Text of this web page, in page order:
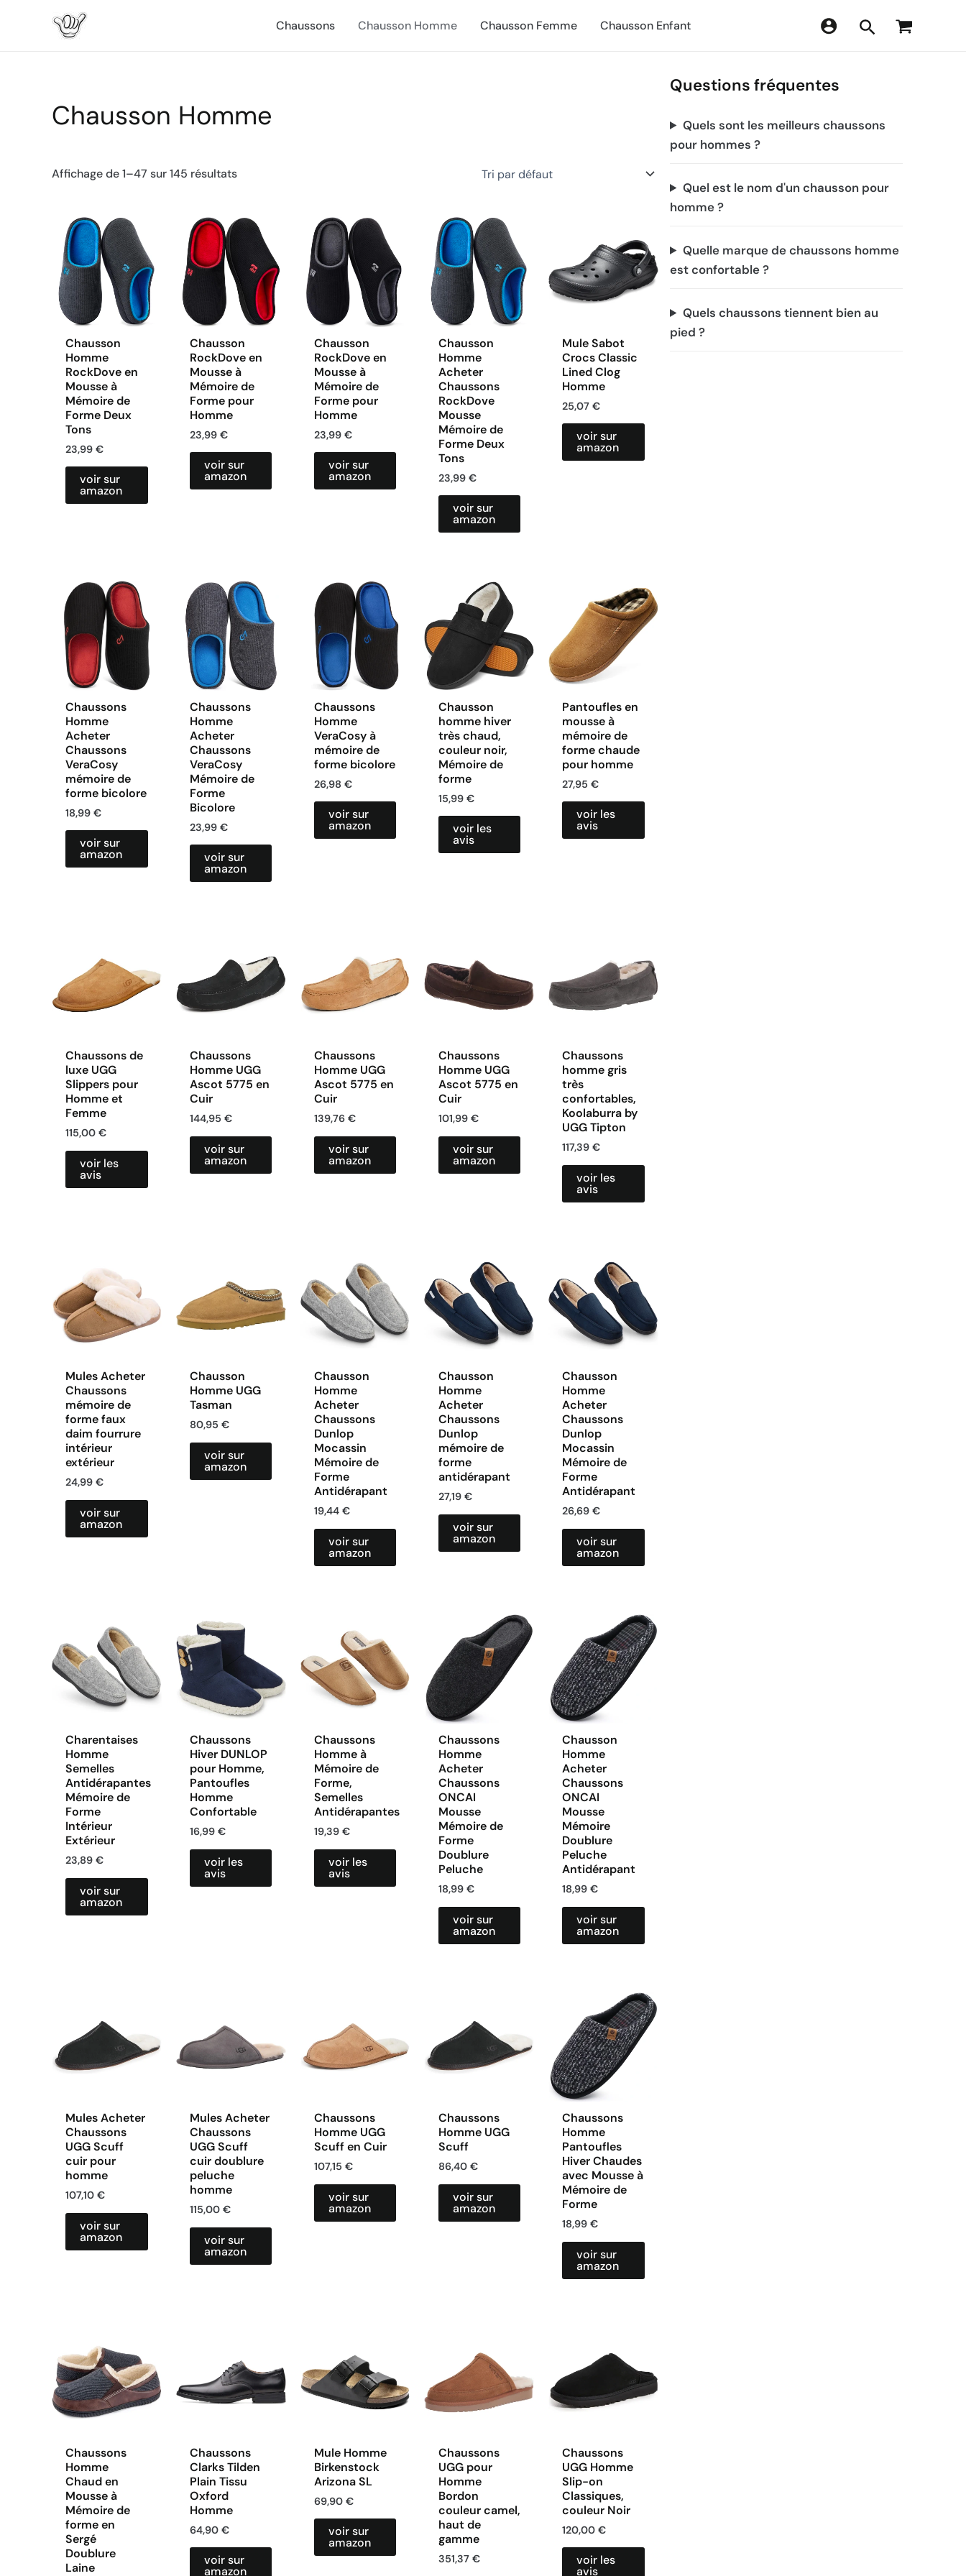
Chaussons Chausson Homme Chausson Femme Chausson Enfant
Chausson Homme
Affichage de 1–47 sur 145 résultats
Chausson
Homme
RockDove en
Mousse à
Mémoire de
Forme Deux
Tons
23,99€
voir sur
amazon
Chausson
RockDove en
Mousse à
Mémoire de
Forme pour
Homme
23,99 €
voir sur
amazon
Chausson
RockDove en
Mousse à
Mémoire de
Forme pour
Homme
23,99 €
voir sur
amazon
Chausson
Homme
Acheter
Chaussons
RockDove
Mousse
Mémoire de
Forme Deux
Tons
23,99 €
voir sur
amazon
Mule Sabot
Crocs Classic
Lined Clog
Homme
25,07€
voir sur
amazon
Chaussons
Homme
Acheter
Chaussons
VeraCosy
mémoire de
forme bicolore
18,99€
voir sur
amazon
Chaussons
Homme
Acheter
Chaussons
VeraCosy
Mémoire de
Forme
Bicolore
23,99 €
voir sur
amazon
Chaussons
Homme
VeraCosy à
mémoire de
forme bicolore
26,98 €
voir sur
amazon
Chausson
homme hiver
très chaud,
couleur noir,
Mémoire de
forme
15,99 €
voir les
avis
Pantoufles en
mousse à
mémoire de
forme chaude
pour homme
27,95€
voir les
avis
Chaussons de
luxe UGG
Slippers pour
Homme et
Femme
115,00€
voir les
avis
Chaussons
Homme UGG
Ascot 5775 en
Cuir
144,95 €
voir sur
amazon
Chaussons
Homme UGG
Ascot 5775 en
Cuir
139,76 €
voir sur
amazon
Chaussons
Homme UGG
Ascot 5775 en
Cuir
101,99 €
voir sur
amazon
Chaussons
homme gris
très
confortables,
Koolaburra by
UGG Tipton
117,39€
voir les
avis
Mules Acheter
Chaussons
mémoire de
forme faux
daim fourrure
intérieur
extérieur
24,99€
voir sur
amazon
Chausson
Homme UGG
Tasman
80,95 €
voir sur
amazon
Chausson
Homme
Acheter
Chaussons
Dunlop
Mocassin
Mémoire de
Forme
Antidérapant
19,44 €
voir sur
amazon
Chausson
Homme
Acheter
Chaussons
Dunlop
mémoire de
forme
antidérapant
27,19 €
voir sur
amazon
Chausson
Homme
Acheter
Chaussons
Dunlop
Mocassin
Mémoire de
Forme
Antidérapant
26,69€
voir sur
amazon
Charentaises
Homme
Semelles
Antidérapantes
Mémoire de
Forme
Intérieur
Extérieur
23,89€
voir sur
amazon
Chaussons
Hiver DUNLOP
pour Homme,
Pantoufles
Homme
Confortable
16,99 €
voir les
avis
Chaussons
Homme à
Mémoire de
Forme,
Semelles
Antidérapantes
19,39 €
voir les
avis
Chaussons
Homme
Acheter
Chaussons
ONCAI
Mousse
Mémoire de
Forme
Doublure
Peluche
18,99 €
voir sur
amazon
Chausson
Homme
Acheter
Chaussons
ONCAI
Mousse
Mémoire
Doublure
Peluche
Antidérapant
18,99€
voir sur
amazon
Mules Acheter
Chaussons
UGG Scuff
cuir pour
homme
107,10€
voir sur
amazon
Mules Acheter
Chaussons
UGG Scuff
cuir doublure
peluche
homme
115,00 €
voir sur
amazon
Chaussons
Homme UGG
Scuff en Cuir
107,15 €
voir sur
amazon
Chaussons
Homme UGG
Scuff
86,40 €
voir sur
amazon
Chaussons
Homme
Pantoufles
Hiver Chaudes
avec Mousse à
Mémoire de
Forme
18,99€
voir sur
amazon
Chaussons
Homme
Chaud en
Mousse à
Mémoire de
forme en
Sergé
Doublure
Laine
Chaussons
Clarks Tilden
Plain Tissu
Oxford
Homme
64,90 €
voir sur
amazon
Mule Homme
Birkenstock
Arizona SL
69,90 €
voir sur
amazon
Chaussons
UGG pour
Homme
Bordon
couleur camel,
haut de
gamme
351,37 €
Chaussons
UGG Homme
Slip-on
Classiques,
couleur Noir
120,00€
voir les
avis
Questions fréquentes
Quels sont les meilleurs chaussons
pour hommes ?
Quel est le nom d'un chausson pour
homme ?
Quelle marque de chaussons homme
est confortable ?
Quels chaussons tiennent bien au
pied ?